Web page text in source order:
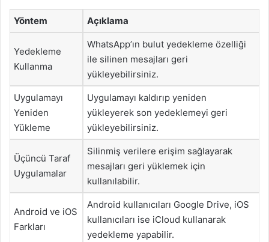
Yöntem Açıklama
Yedekleme
Kullanma
WhatsApp’ın bulut yedekleme özelliği
ile silinen mesajları geri
yükleyebilirsiniz.
Uygulamayı
Yeniden
Yükleme
Uygulamayı kaldırıp yeniden
yükleyerek son yedeklemeyi geri
yükleyebilirsiniz.
Üçüncü Taraf
Uygulamalar
Silinmiş verilere erişim sağlayarak
mesajları geri yüklemek için
kullanılabilir.
Android ve iOS
Farkları
Android kullanıcıları Google Drive, iOS
kullanıcıları ise iCloud kullanarak
yedekleme yapabilir.